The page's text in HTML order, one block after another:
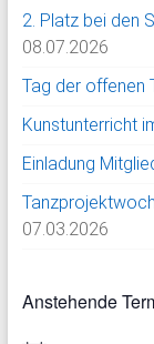
2. Platz bei den
08.07.2026
Tag der offenen
Kunstunterricht
Einladung
07.03.2026
Anstehende